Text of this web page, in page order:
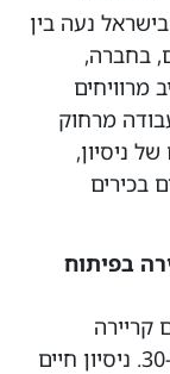
בישראל נעה בין
בחברה,
מרוויחים
מרחוק
ניסיון,
בכירים
בפיתוח
קריירה
לפיתוח תוכנה עושים את זה בגילאי 30-45. ניסיון חיים